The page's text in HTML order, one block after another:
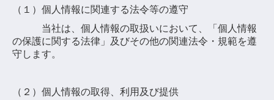
稼働カレンダー
健康優良企業「銀」の認定取得
（１）個人情報に関連する法令等の遵守
当社は、個人情報の取扱いにおいて、「個人情報
の保護に関する法律」及びその他の関連法令・規範を遵
守します。
（２）個人情報の取得、利用及び提供